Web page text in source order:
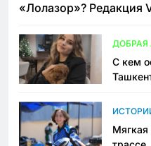
«Лолазор»? Редакция
ДОБРАЯ
С кем
Мягкая